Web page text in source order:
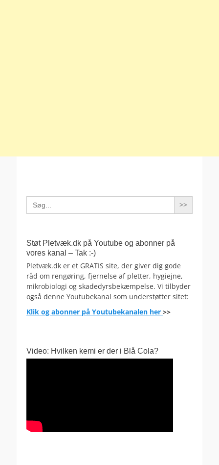
Search
for:
Støt Pletvæk.dk på Youtube og abonner på
vores kanal – Tak :-)
Pletvæk.dk er et GRATIS site, der giver dig gode
råd om rengøring, fjernelse af pletter, hygiejne,
mikrobiologi og skadedyrsbekæmpelse. Vi tilbyder
også denne Youtubekanal som understøtter sitet:
Klik og abonner på Youtubekanalen her >>
Video: Hvilken kemi er der i Blå Cola?